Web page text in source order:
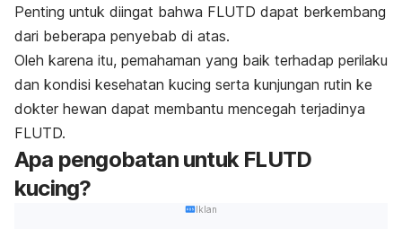
Penting untuk diingat bahwa FLUTD dapat berkembang
dari beberapa penyebab di atas.
Oleh karena itu, pemahaman yang baik terhadap perilaku
dan kondisi kesehatan kucing serta kunjungan rutin ke
dokter hewan dapat membantu mencegah terjadinya
FLUTD.
Apa pengobatan untuk FLUTD
kucing?
Iklan